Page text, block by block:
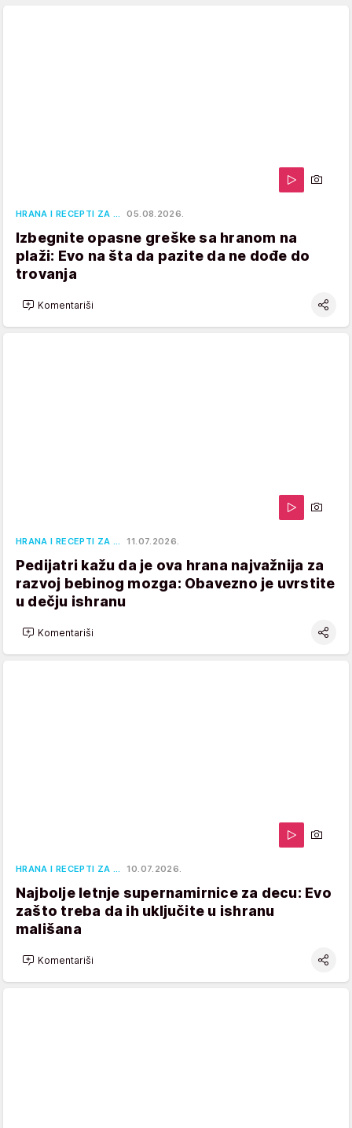
HRANA I RECEPTI ZA … 05.08.2026.
Izbegnite opasne greške sa hranom na
plaži: Evo na šta da pazite da ne dođe do
trovanja
Komentariši
HRANA I RECEPTI ZA … 11.07.2026.
Pedijatri kažu da je ova hrana najvažnija za
razvoj bebinog mozga: Obavezno je uvrstite
u dečju ishranu
Komentariši
HRANA I RECEPTI ZA … 10.07.2026.
Najbolje letnje supernamirnice za decu: Evo
zašto treba da ih uključite u ishranu
mališana
Komentariši